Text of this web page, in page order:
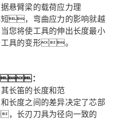
臂梁的载荷应力理
，弯曲应力的影响就越
将使工具的伸出长度最小
具的变形。
：
长笛的长度和范
度之间的差异决定了芯部
长刃刀具为径向一致的